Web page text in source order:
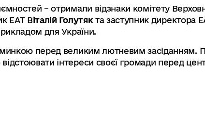
– отримали відзнаки комітету
ЕАТ Віталій Голутякта заступник директора
для України.
перед великим лютневим засіданням.
інтереси своєї громади перед